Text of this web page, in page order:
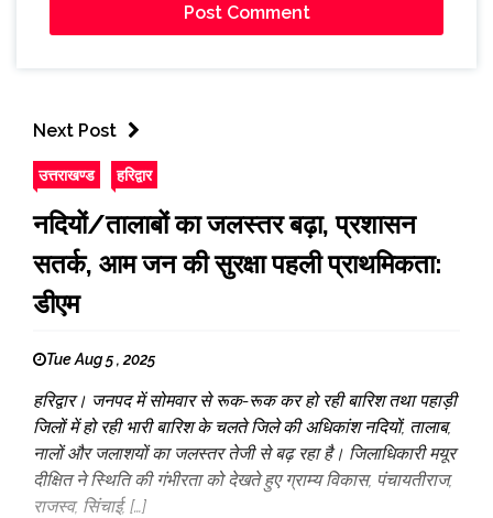
Next Post
उत्तराखण्ड हरिद्वार
नदियों/तालाबों का जलस्तर बढ़ा, प्रशासन
सतर्क, आम जन की सुरक्षा पहली प्राथमिकता:
डीएम
Tue Aug 5 , 2025
हरिद्वार। जनपद में सोमवार से रूक-रूक कर हो रही बारिश तथा पहाड़ी
जिलों में हो रही भारी बारिश के चलते जिले की अधिकांश नदियों, तालाब,
नालों और जलाशयों का जलस्तर तेजी से बढ़ रहा है। जिलाधिकारी मयूर
दीक्षित ने स्थिति की गंभीरता को देखते हुए ग्राम्य विकास, पंचायतीराज,
राजस्व, सिंचाई, […]